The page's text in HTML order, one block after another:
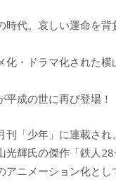
e k
a
o
時代。哀しい運命を背
化・ドラマ化された横
平成の世に再び登場！
「少年」に連載され
光輝氏の傑作「鉄人
ニメーション化と